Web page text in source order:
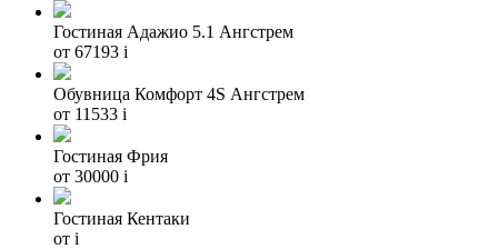
Гостиная Адажио 5.1 Ангстрем
от 67193 i
Обувница Комфорт 4S Ангстрем
от 11533 i
Гостиная Фрия
от 30000 i
Гостиная Кентаки
от i